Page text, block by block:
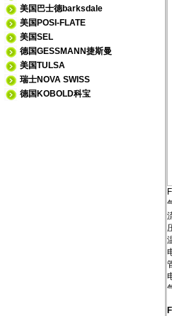
美国巴士德barksdale
美国POSI-FLATE
美国SEL
德国GESSMANN捷斯曼
美国TULSA
瑞士NOVA SWISS
德国KOBOLD科宝